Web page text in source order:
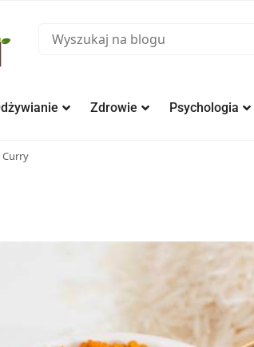
Zdrowie Psychologia
Curry